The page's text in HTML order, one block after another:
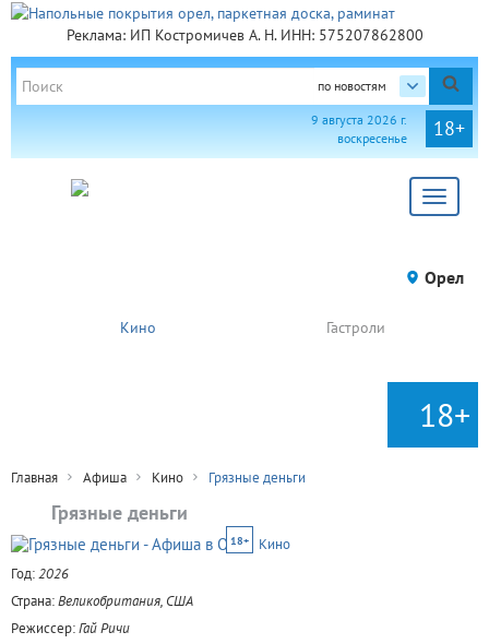
Реклама: ИП Костромичев А. Н. ИНН: 575207862800
по новостям
18+
9 августа 2026 г.
воскресенье
Toggle
Орел
Кино Гастроли
18+
Главная Афиша Кино Грязные деньги
Грязные деньги
18+
Кино
Год:2026
Страна:Великобритания, США
Режиссер:Гай Ричи